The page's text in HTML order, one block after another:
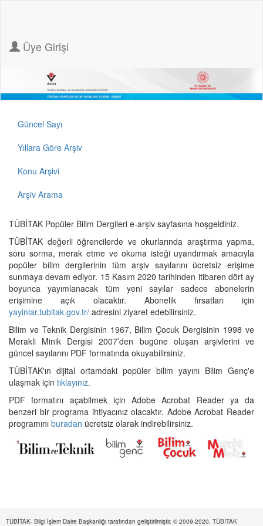
Üye Girişi
Güncel Sayı
Yıllara Göre Arşiv
Konu Arşivi
Arşiv Arama
TÜBİTAK Popüler Bilim Dergileri e-arşiv sayfasına hoşgeldiniz.
TÜBİTAK değerli öğrencilerde ve okurlarında araştırma yapma,
soru sorma, merak etme ve okuma isteği uyandırmak amacıyla
popüler bilim dergilerinin tüm arşiv sayılarını ücretsiz erişime
sunmaya devam ediyor. 15 Kasım 2020 tarihinden itibaren dört ay
boyunca yayımlanacak tüm yeni sayılar sadece abonelerin
erişimine açık olacaktır. Abonelik fırsatları için
yayinlar.tubitak.gov.tr/ adresini ziyaret edebilirsiniz.
Bilim ve Teknik Dergisinin 1967, Bilim Çocuk Dergisinin 1998 ve
Merakli Minik Dergisi 2007’den bugüne oluşan arşivlerini ve
güncel sayılarını PDF formatında okuyabilirsiniz.
TÜBİTAK'ın dijital ortamdaki popüler bilim yayını Bilim Genç'e
ulaşmak için tıklayınız.
PDF formatını açabilmek için Adobe Acrobat Reader ya da
benzeri bir programa ihtiyacınız olacaktır. Adobe Acrobat Reader
programını buradan ücretsiz olarak indirebilirsiniz.
TÜBİTAK- Bilgi İşlem Daire Başkanlığı tarafından geliştirilmiştir. © 2009-2020, TÜBİTAK